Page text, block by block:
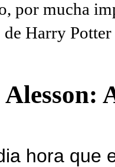
por mucha
Harry
hora que